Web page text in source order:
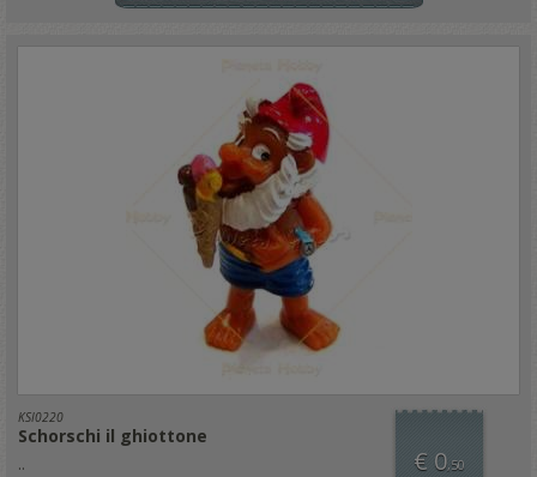
KSI0220
Schorschi il ghiottone
.. € 0,50